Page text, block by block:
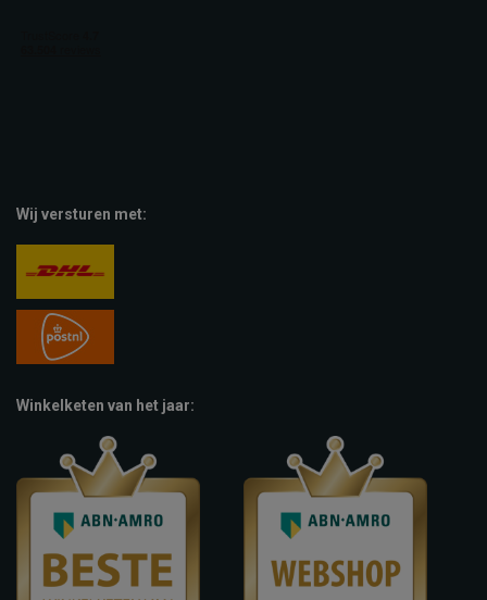
Wij versturen met:
Winkelketen van het jaar: